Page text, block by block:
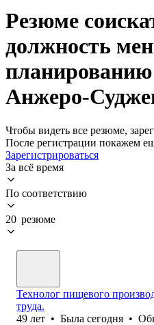
Резюме
должность
Анжеро-
Чтобы видеть все резюме,
После регистрации покажем
Зарегистрироваться
За всё время
По соответствию
20 резюме
Технолог пищевого
труда.
49 лет • Была сегодня •